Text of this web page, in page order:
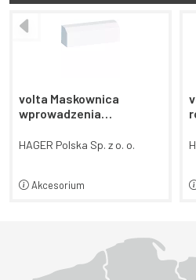
volta Maskownica
wprowadzenia
natynkowych Volta
HAGER Polska Sp. z o. o.
Akcesorium
POPRZEDNI SLAJD